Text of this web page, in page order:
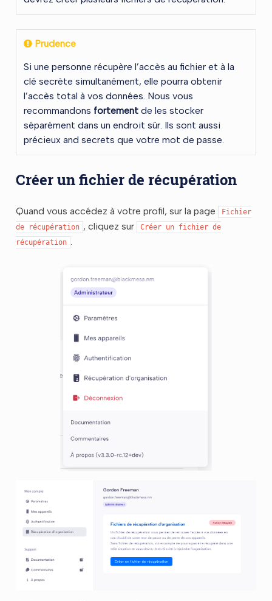
Prudence
Si une personne récupère l’accès au fichier et à la
clé secrète simultanément, elle pourra obtenir
l’accès total à vos données. Nous vous
recommandons fortementde les stocker
séparément dans un endroit sûr. Ils sont aussi
précieux and secrets que votre mot de passe.
Créer un fichier de récupération
Quand vous accédez à votre profil, sur la page
Fichier
de
récupération , cliquez sur Créer un fichier de
récupération .